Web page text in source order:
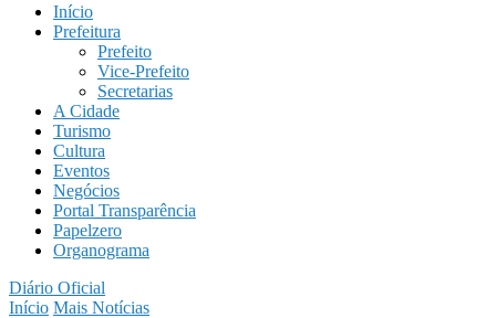
Início
Prefeitura
Prefeito
Vice-Prefeito
Secretarias
A Cidade
Turismo
Cultura
Eventos
Negócios
Portal Transparência
Papelzero
Organograma
Diário Oficial
Início Mais Notícias